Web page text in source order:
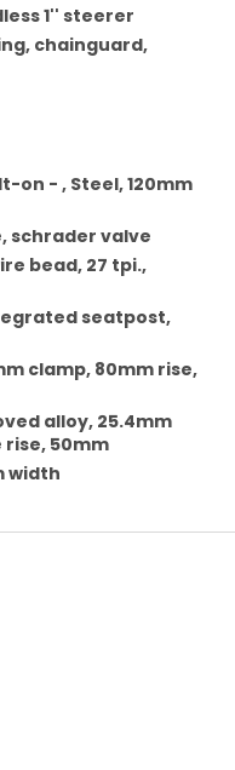
1'' steerer
chainguard,
on - , Steel, 120mm
schrader valve
bead, 27 tpi.,
seatpost,
clamp, 80mm rise,
alloy, 25.4mm
rise, 50mm
width